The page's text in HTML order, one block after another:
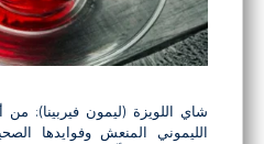
الليموني المنعش وفوايدها